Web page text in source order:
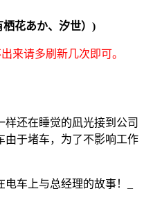
花あか、汐世）)
来请多刷新几次即可。
还在睡觉的凪光接到公司
由于堵车，为了不影响工作